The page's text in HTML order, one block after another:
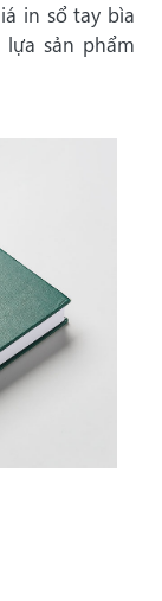
in sổ tay bìa
sản phẩm